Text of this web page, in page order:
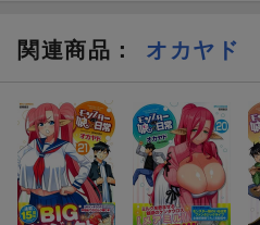
関連商品 ： オカヤド